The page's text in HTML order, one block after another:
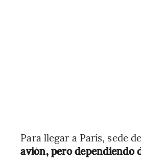
Para llegar a París, sede
avión, pero dependiendo